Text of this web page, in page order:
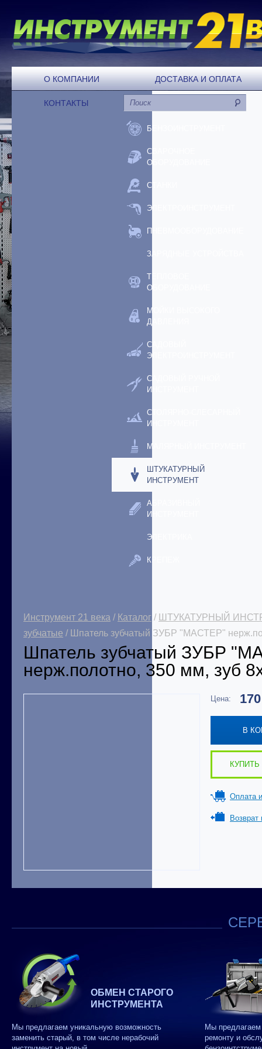
О КОМПАНИИ ДОСТАВКА И ОПЛАТА
КОНТАКТЫ
БЕНЗОИНСТРУМЕНТ
СВАРОЧНОЕ
ОБОРУДОВАНИЕ
СТАНКИ
ЭЛЕКТРОИНСТРУМЕНТ
ПНЕВМООБОРУДОВАНИЕ
ЗАРЯДНЫЕ УСТРОЙСТВА
ТЕПЛОВОЕ
ОБОРУДОВАНИЕ
МОЙКИ ВЫСОКОГО
ДАВЛЕНИЯ
САДОВЫЙ
ЭЛЕКТРОИНСТРУМЕНТ
САДОВЫЙ РУЧНОЙ
ИНСТРУМЕНТ
СТОЛЯРНО-СЛЕСАРНЫЙ
ИНСТРУМЕНТ
МАЛЯРНЫЙ ИНСТРУМЕНТ
ШТУКАТУРНЫЙ
ИНСТРУМЕНТ
АБРАЗИВНЫЙ
ИНСТРУМЕНТ
ЭЛЕКТРИКА
КРЕПЕЖ
Инструмент 21 века / Каталог / ШТУКАТУРНЫЙ
зубчатые / Шпатель зубчатый ЗУБР "МАСТЕР"
Шпатель зубчатый ЗУБР
нерж.полотно, 350 мм, зуб
Цена:
В
КУПИТЬ
Оплата
Возврат
ОБМЕН СТАРОГО
ИНСТРУМЕНТА
Мы предлагаем уникальную возможность
заменить старый, в том числе нерабочий
Мы
ремонту и